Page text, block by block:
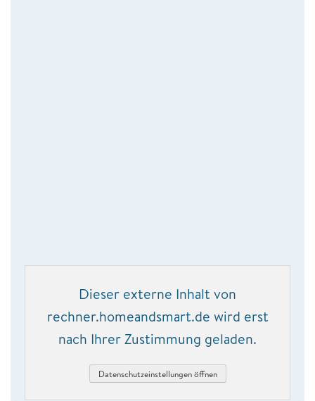
Dieser externe Inhalt von
rechner.homeandsmart.de wird erst
nach Ihrer Zustimmung geladen.
Datenschutzeinstellungen öffnen